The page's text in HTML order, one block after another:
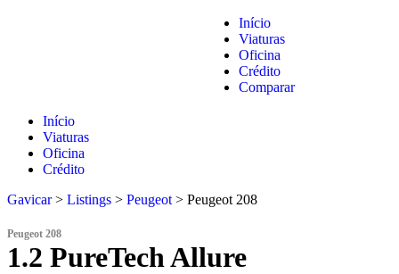
Início
Viaturas
Oficina
Crédito
Comparar
Início
Viaturas
Oficina
Crédito
Gavicar> Listings > Peugeot > Peugeot 208
Peugeot 208
1.2 PureTech Allure